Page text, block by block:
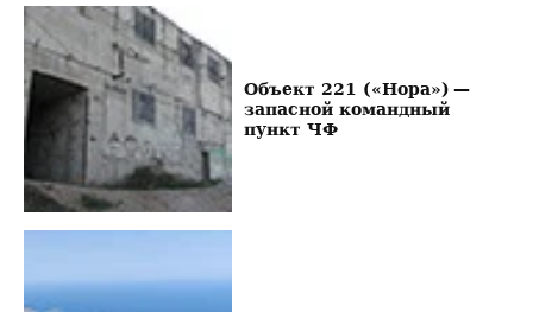
Объект 221 («Нора») —
запасной командный
пункт ЧФ